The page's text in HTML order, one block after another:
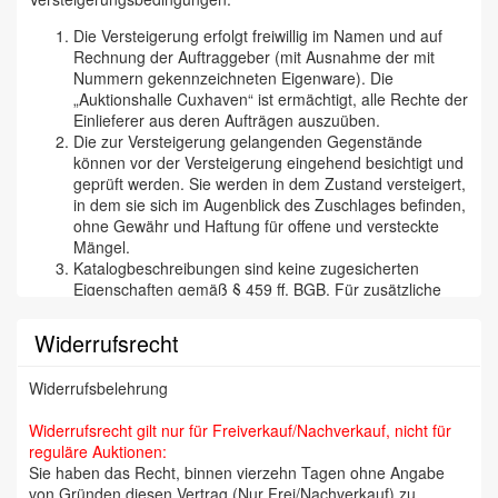
Die Versteigerung erfolgt freiwillig im Namen und auf
Rechnung der Auftraggeber (mit Ausnahme der mit
Nummern gekennzeichneten Eigenware). Die
„Auktionshalle Cuxhaven“ ist ermächtigt, alle Rechte der
Einlieferer aus deren Aufträgen auszuüben.
Die zur Versteigerung gelangenden Gegenstände
können vor der Versteigerung eingehend besichtigt und
geprüft werden. Sie werden in dem Zustand versteigert,
in dem sie sich im Augenblick des Zuschlages befinden,
ohne Gewähr und Haftung für offene und versteckte
Mängel.
Katalogbeschreibungen sind keine zugesicherten
Eigenschaften gemäß § 459 ff. BGB. Für zusätzliche
der „Cuxhavener Auktionshalle“ wird nicht gehaftet. Wir
versichern aber selbstverständlich, daß wir
Gewissen tätigen und jede begründete Reklamation
Zuschlag annullieren. Die Reklamation muß binnen 14
Tagen erfolgen, da wir auf eine zügige Abrechnung mit
unseren Einlieferern Wert legen (Orden, Militaria,
Widerrufsrecht
Widerrufsbelehrung
Widerrufsrecht gilt nur für Freiverkauf/Nachverkauf, nicht für
reguläre Auktionen:
Sie haben das Recht, binnen vierzehn Tagen ohne Angabe